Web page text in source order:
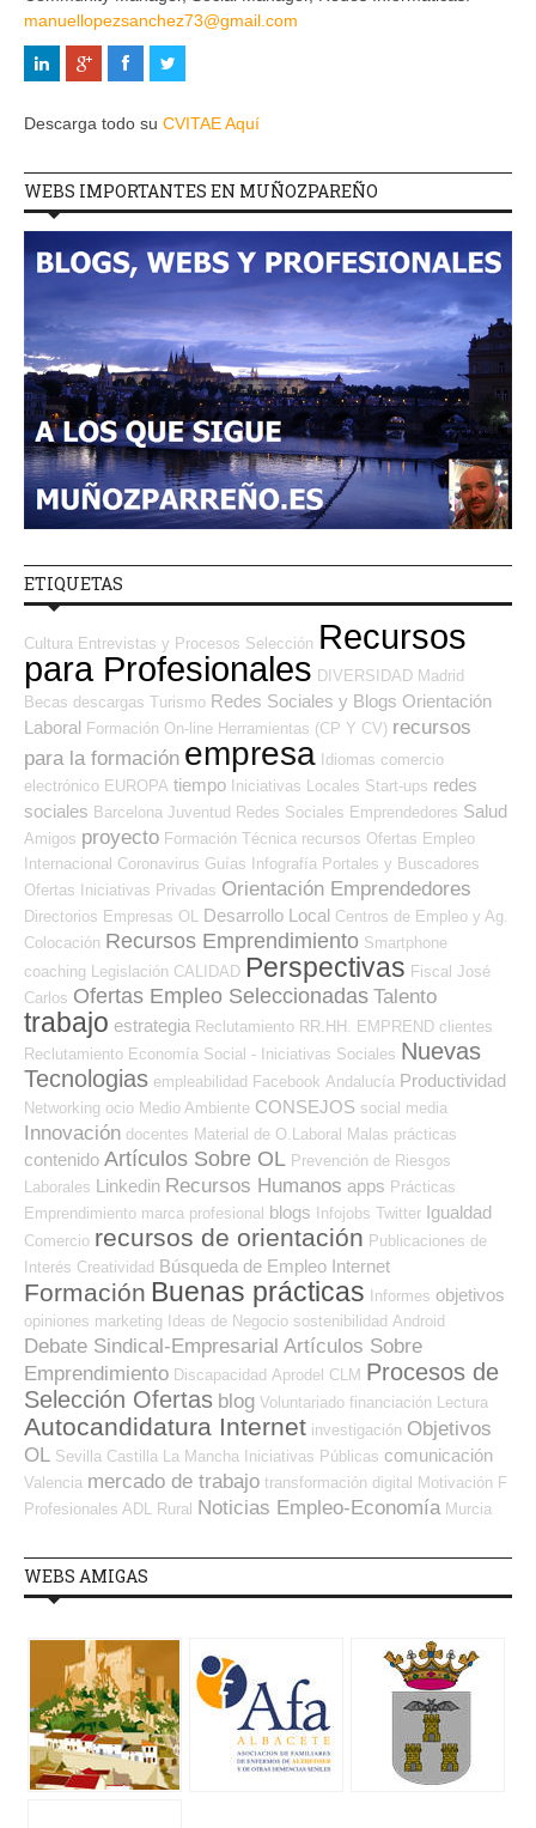
manuellopezsanchez73@gmail.com
Descarga todo su CVITAE Aquí
WEBS IMPORTANTES EN MUÑOZPAREÑO
ETIQUETAS
Cultura Entrevistas y Procesos Selección Recursos
para Profesionales DIVERSIDAD Madrid
Becas descargas Turismo Redes Sociales y Blogs Orientación
Laboral Formación On-line Herramientas (CP Y CV) recursos
para la formación empresa Idiomas comercio
electrónico EUROPA tiempo Iniciativas Locales Start-ups redes
sociales Barcelona Juventud Redes Sociales Emprendedores Salud
Amigos proyecto Formación Técnica recursos Ofertas Empleo
Internacional Coronavirus Guías Infografía Portales y Buscadores
Ofertas Iniciativas Privadas Orientación Emprendedores
Directorios Empresas OL Desarrollo Local Centros de Empleo y Ag.
Colocación Recursos Emprendimiento Smartphone
coaching Legislación CALIDAD Perspectivas Fiscal José
Carlos Ofertas Empleo Seleccionadas Talento
trabajo estrategia Reclutamiento RR.HH. EMPREND clientes
Reclutamiento Economía Social - Iniciativas Sociales Nuevas
Tecnologias empleabilidad Facebook Andalucía Productividad
Networking ocio Medio Ambiente CONSEJOS social media
Innovación docentes Material de O.Laboral Malas prácticas
contenido Artículos Sobre OL Prevención de Riesgos
Laborales Linkedin Recursos Humanos apps Prácticas
Emprendimiento marca profesional blogs Infojobs Twitter Igualdad
Comercio recursos de orientación Publicaciones de
Interés Creatividad Búsqueda de Empleo Internet
Formación Buenas prácticas Informes objetivos
opiniones marketing Ideas de Negocio sostenibilidad Android
Debate Sindical-Empresarial Artículos Sobre
Emprendimiento Discapacidad Aprodel CLM Procesos de
Selección Ofertas blog Voluntariado financiación Lectura
Autocandidatura Internet investigación Objetivos
OL Sevilla Castilla La Mancha Iniciativas Públicas comunicación
Valencia mercado de trabajo transformación digital Motivación F
Profesionales ADL
Rural Noticias Empleo-Economía Murcia
WEBS AMIGAS